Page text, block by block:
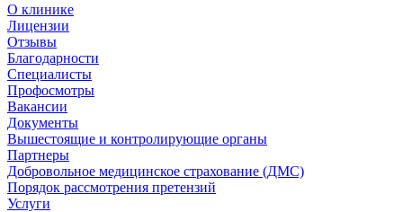
О клинике
Лицензии
Отзывы
Благодарности
Специалисты
Профосмотры
Вакансии
Документы
Вышестоящие и контролирующие органы
Партнеры
Добровольное медицинское страхование (ДМС)
Порядок рассмотрения претензий
Услуги